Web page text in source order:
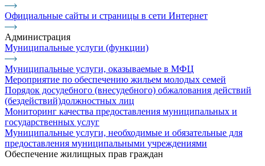
Официальные сайты и страницы в сети Интернет
Администрация
Муниципальные услуги (функции)
Муниципальные услуги, оказываемые в МФЦ
Мероприятие по обеспечению жильем молодых семей
Порядок досудебного (внесудебного) обжалования действий
(бездействий)должностных лиц
Мониторинг качества предоставления муниципальных и
государственных услуг
Муниципальные услуги, необходимые и обязательные для
предоставления муниципальными учреждениями
Обеспечение жилищных прав граждан